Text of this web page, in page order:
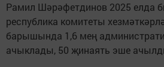
Рамил Шәрәфетдинов 2025 елда
республика комитеты
барышында 1,6 мең
ачыклады, 50 җинаять эше